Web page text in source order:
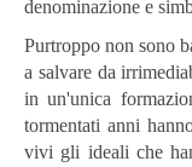
denominazione e
Purtroppo non sono
a salvare da
in un'unica
tormentati anni
vivi gli ideali che